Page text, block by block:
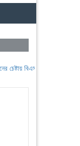
বিএসএফ, পণ্ড করছে বিজিবি